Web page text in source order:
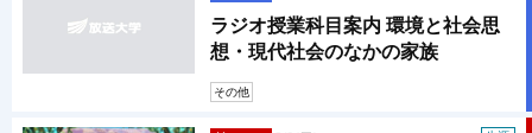
ラジオ授業科目案内 環境と社会思
想・現代社会のなかの家族
その他